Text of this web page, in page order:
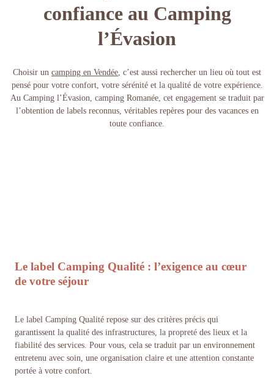
confiance au Camping
l’Évasion
Choisir un camping en Vendée , c’est aussi rechercher un lieu où tout est
pensé pour votre confort, votre sérénité et la qualité de votre expérience.
Au Camping l’Évasion, camping Romanée, cet engagement se traduit par
l’obtention de labels reconnus, véritables repères pour des vacances en
toute confiance.
Le label Camping Qualité : l’exigence au cœur
de votre séjour
Le label Camping Qualité repose sur des critères précis qui
garantissent la qualité des infrastructures, la propreté des lieux et la
fiabilité des services. Pour vous, cela se traduit par un environnement
entretenu avec soin, une organisation claire et une attention constante
portée à votre confort.